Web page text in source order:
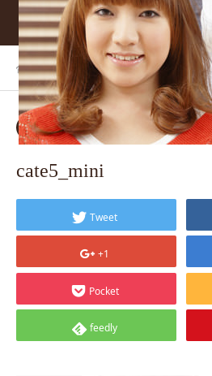
ホームBLOG cate5_mini
2018.01.14
cate5_mini
Tweet
+1
Pocket
feedly